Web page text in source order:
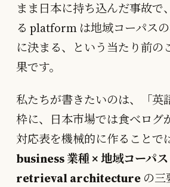
まま日本に持ち込んだ事故で
る platform は地域コーパス
に決まる、という当たり前の
果です。
私たちが書きたいのは、「英
枠に、日本市場では食べログ
対応表を機械的に作ることで
business 業種 × 地域コーパ
retrieval architecture の三